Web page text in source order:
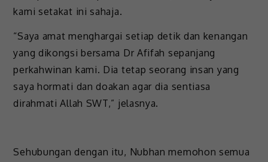
kami setakat ini sahaja.
“Saya amat menghargai setiap detik dan kenangan
yang dikongsi bersama Dr Afifah sepanjang
perkahwinan kami. Dia tetap seorang insan yang
saya hormati dan doakan agar dia sentiasa
dirahmati Allah SWT,” jelasnya.
Sehubungan dengan itu, Nubhan memohon semua